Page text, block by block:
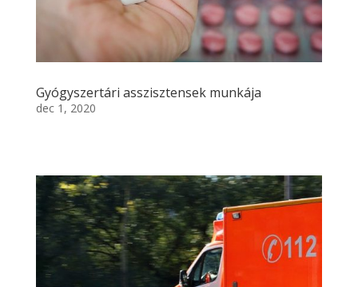
Gyógyszertári asszisztensek munkája
dec 1, 2020